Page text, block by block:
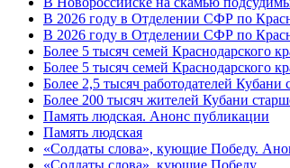
В 2026 году в Отделении СФР по
В 2026 году в Отделении СФР по
Более 5 тысяч семей Краснодарского
Более 5 тысяч семей Краснодарского
Более 2,5 тысяч работодателей Кубани
Более 200 тысяч жителей Кубани
Память людская. Анонс публикации
Память людская
«Солдаты слова», кующие Победу.